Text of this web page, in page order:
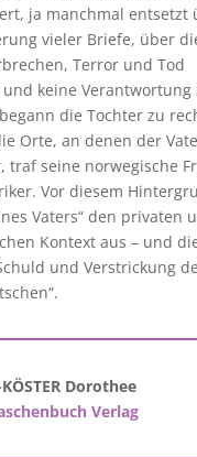
ja manchmal entsetzt
vieler Briefe, über
Terror und Tod
keine Verantwortung
die Tochter zu
Orte, an denen der
traf seine norwegische
Vor diesem
Vaters“ den privaten
Kontext aus – und
und Verstrickung
Dorothee
Verlag